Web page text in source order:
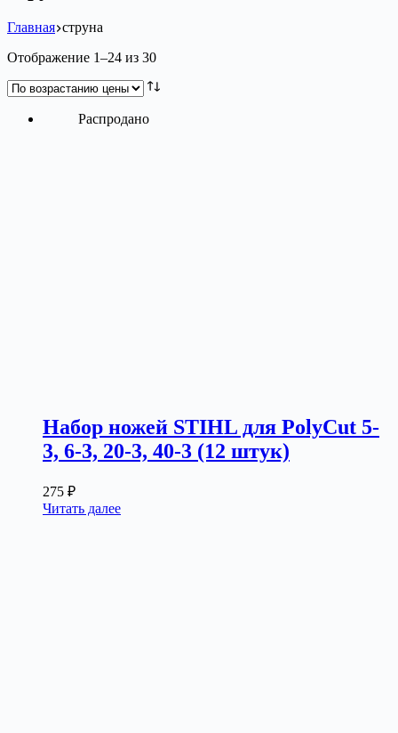
Главная струна
Отображение 1–24 из 30Цены:
возрастанию
Распродано
Набор ножей STIHL для PolyCut 5-
3, 6-3, 20-3, 40-3 (12 штук)
275 ₽
Читать далее